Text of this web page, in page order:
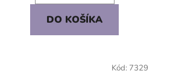
DO KOŠÍKA
Kód: 7329